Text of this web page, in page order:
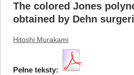
The colored Jones
obtained by Dehn
Hitoshi Murakami
Pełne teksty: